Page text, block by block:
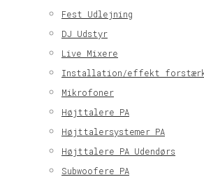
Fest Udlejning
DJ Udstyr
Live Mixere
Installation/effekt
Mikrofoner
Højttalere PA
Højttalersystemer PA
Højttalere PA Udendørs
Subwoofere PA